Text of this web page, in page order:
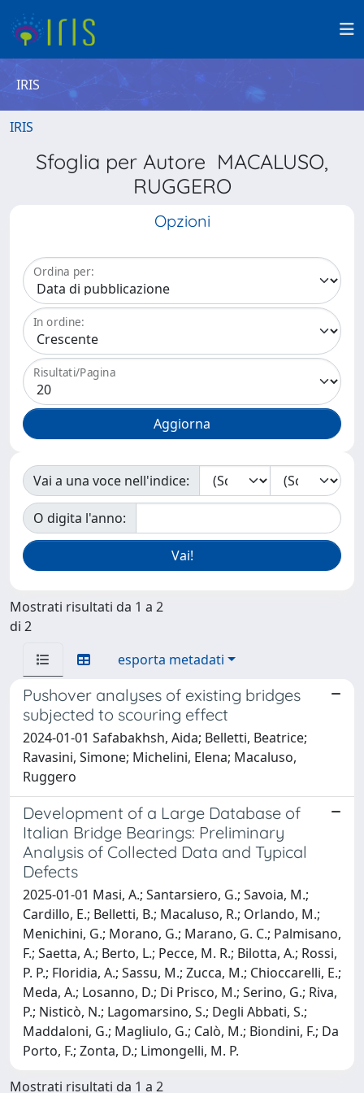
IRIS
IRIS
Sfoglia per Autore MACALUSO,
RUGGERO
Opzioni
Ordina per:
In ordine:
Risultati/Pagina
Vai a una voce nell'indice:
O digita l'anno:
Mostrati risultati da 1 a 2
di 2
esporta metadati
Pushover analyses of existing bridges
subjected to scouring effect
2024-01-01 Safabakhsh, Aida; Belletti, Beatrice;
Ravasini, Simone; Michelini, Elena; Macaluso,
Ruggero
Development of a Large Database of
Italian Bridge Bearings: Preliminary
Analysis of Collected Data and Typical
Defects
2025-01-01 Masi, A.; Santarsiero, G.; Savoia, M.;
Cardillo, E.; Belletti, B.; Macaluso, R.; Orlando, M.;
Menichini, G.; Morano, G.; Marano, G. C.; Palmisano,
F.; Saetta, A.; Berto, L.; Pecce, M. R.; Bilotta, A.; Rossi,
P. P.; Floridia, A.; Sassu, M.; Zucca, M.; Chioccarelli, E.;
Meda, A.; Losanno, D.; Di Prisco, M.; Serino, G.; Riva,
P.; Nisticò, N.; Lagomarsino, S.; Degli Abbati, S.;
Maddaloni, G.; Magliulo, G.; Calò, M.; Biondini, F.; Da
Porto, F.; Zonta, D.; Limongelli, M. P.
Mostrati risultati da 1 a 2